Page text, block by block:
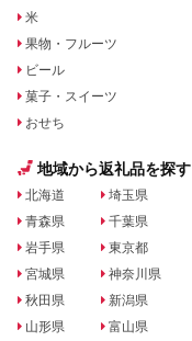
米
果物・フルーツ
ビール
菓子・スイーツ
おせち
地域から返礼品を探す
北海道
青森県
岩手県
宮城県
秋田県
山形県
埼玉県
千葉県
東京都
神奈川県
新潟県
富山県